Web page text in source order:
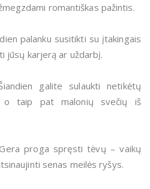
romantiškas pažintis.
palanku susitikti su įtakingais
jūsų karjerą ar uždarbį.
galite sulaukti netikėtų
o taip pat malonių svečių iš
proga spręsti tėvų – vaikų
senas meilės ryšys.